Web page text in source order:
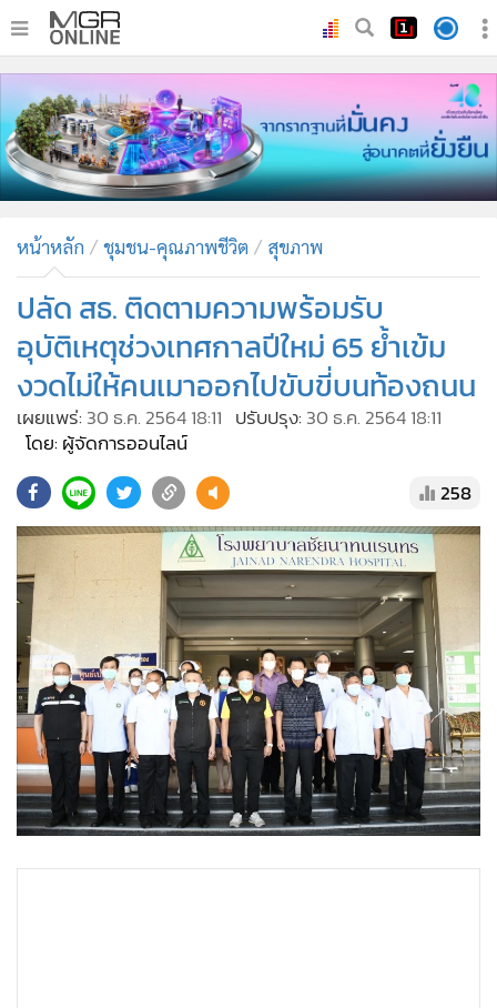
• ทันเหตุการณ์
• ภาคใต้
• ภูมิภาค
• บันเทิง
ผู้จัดการรายวัน
• คอลัมนิสต์
• ละคร
• CbizReview
• Cyber BIZ
• Good health & Well-being
• Green Innovation & SD
Management & HR
• MGR Live
Infographic
• การเมือง
• ท่องเที่ยว
กีฬา
• ต่างประเทศ
• Special Scoop
• เศรษฐกิจ-ธุรกิจ
• จีน
หน้าหลัก ชุมชน-คุณภาพชีวิต สุขภาพ
ปลัด สธ. ติดตามความพร้อมรับ
อุบัติเหตุช่วงเทศกาลปีใหม่ 65 ย้ำเข้ม
งวดไม่ให้คนเมาออกไปขับขี่บนท้องถนน
เผยแพร่: 30 ธ.ค. 2564 18:11 ปรับปรุง: 30 ธ.ค. 2564 18:11
โดย: ผู้จัดการออนไลน์
258